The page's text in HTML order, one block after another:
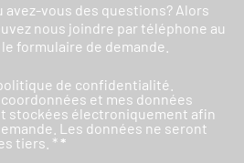
vous des questions? Alors
nous joindre par téléphone au
formulaire de demande.
de confidentialité
et mes données
stockées électroniquement afin
Les données ne seront
tiers. * *